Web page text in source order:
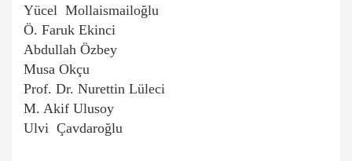
Yücel Mollaismailoğlu
Ö. Faruk Ekinci
Abdullah Özbey
Musa Okçu
Prof. Dr. Nurettin Lüleci
M. Akif Ulusoy
Ulvi Çavdaroğlu